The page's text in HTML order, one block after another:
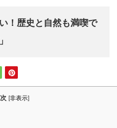
！歴史と自然も満喫で
[非表示]